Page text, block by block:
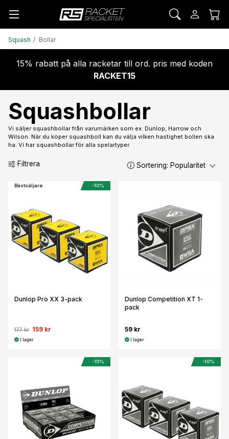
Squash Bollar
15% rabatt på alla racketar till ord. pris med koden
RACKET15
Squashbollar
Vi säljer squashbollar från varumärken som ex. Dunlop, Harrow och
Wilson. När du köper squashboll kan du välja vilken hastighet bollen ska
ha. Vi har squashbollar för alla spelartyper.
Filtrera Sortering: Popularitet
Bästsäljare -10%
Dunlop Pro XX 3-pack
177 kr 159 kr
I lager
Dunlop Competition XT 1-
pack
59 kr
I lager
-15% -10%